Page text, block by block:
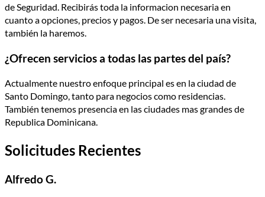
de Seguridad. Recibirás toda la informacion necesaria en
cuanto a opciones, precios y pagos. De ser necesaria una visita,
también la haremos.
¿Ofrecen servicios a todas las partes del país?
Actualmente nuestro enfoque principal es en la ciudad de
Santo Domingo, tanto para negocios como residencias.
También tenemos presencia en las ciudades mas grandes de
Republica Dominicana.
Solicitudes Recientes
Alfredo G.